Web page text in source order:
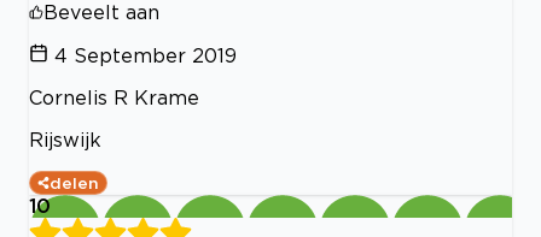
Beveelt aan
4 September 2019
Cornelis R Krame
Rijswijk
delen
10